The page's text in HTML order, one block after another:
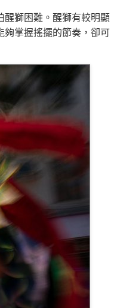
醒獅困難。醒獅有較明顯
夠掌握搖擺的節奏，卻可